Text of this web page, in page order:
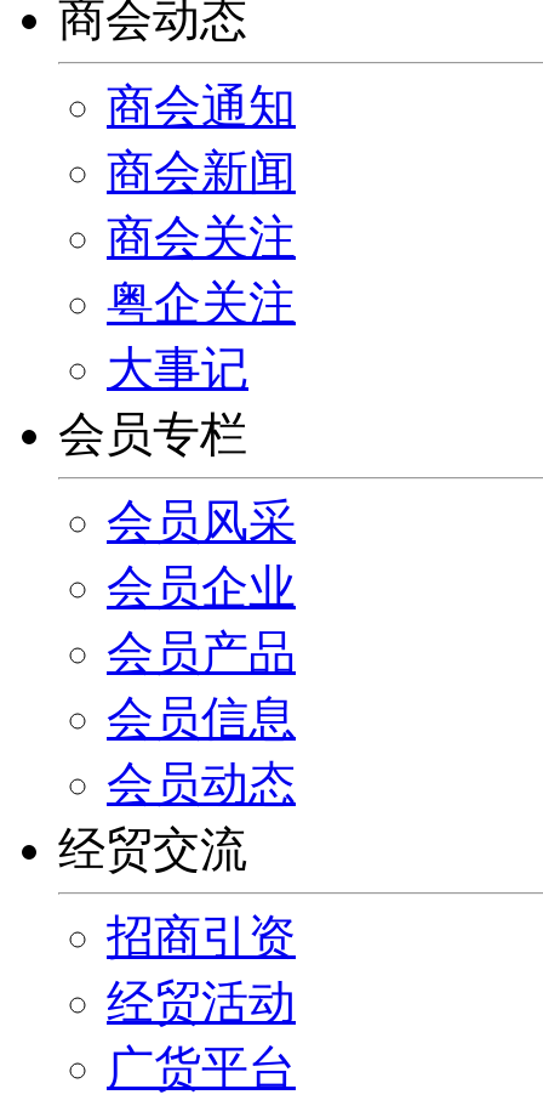
商会动态
商会通知
商会新闻
商会关注
粤企关注
大事记
会员专栏
会员风采
会员企业
会员产品
会员信息
会员动态
经贸交流
招商引资
经贸活动
广货平台